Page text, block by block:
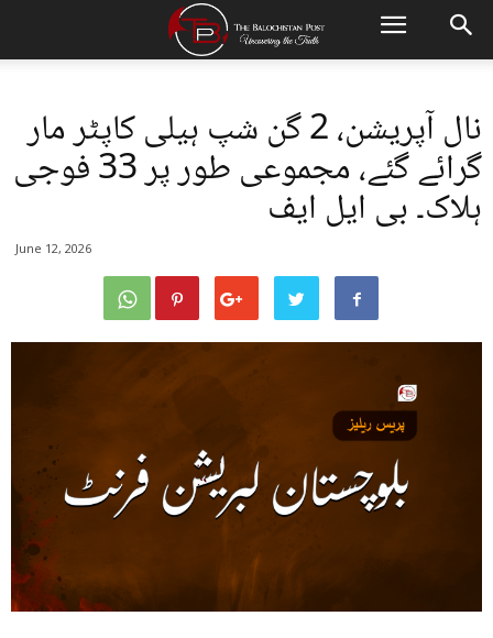
نال آپریشن، 2 گن شپ ہیلی کاپٹر مار
گرائے گئے، مجموعی طور پر 33 فوجی
ہلاک۔ بی ایل ایف
June 12, 2026